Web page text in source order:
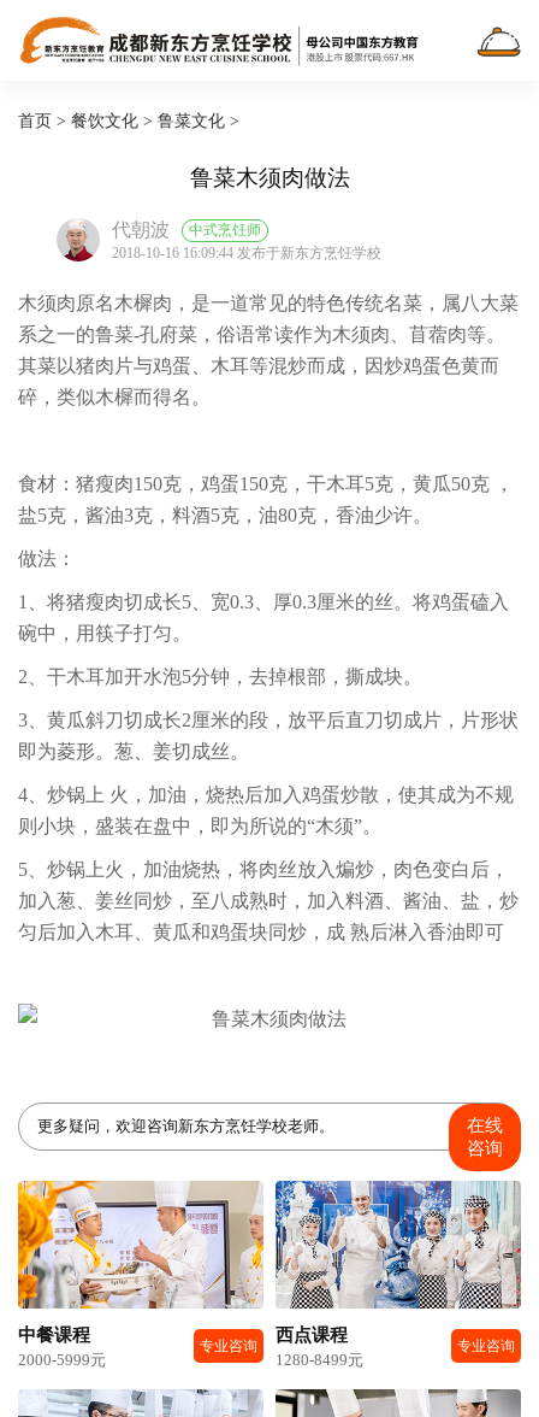
首页 > 餐饮文化 > 鲁菜文化 >
鲁菜木须肉做法
代朝波
中式烹饪师
2018-10-16 16:09:44 发布于新东方烹饪学校
木须肉原名木樨肉，是一道常见的特色传统名菜，属八大菜
系之一的鲁菜-孔府菜，俗语常读作为木须肉、苜蓿肉等。
其菜以猪肉片与鸡蛋、木耳等混炒而成，因炒鸡蛋色黄而
碎，类似木樨而得名。
食材：猪瘦肉150克，鸡蛋150克，干木耳5克，黄瓜50克 ，
盐5克，酱油3克，料酒5克，油80克，香油少许。
做法：
1、将猪瘦肉切成长5、宽0.3、厚0.3厘米的丝。将鸡蛋磕入
碗中，用筷子打匀。
2、干木耳加开水泡5分钟，去掉根部，撕成块。
3、黄瓜斜刀切成长2厘米的段，放平后直刀切成片，片形状
即为菱形。葱、姜切成丝。
4、炒锅上 火，加油，烧热后加入鸡蛋炒散，使其成为不规
则小块，盛装在盘中，即为所说的“木须”。
5、炒锅上火，加油烧热，将肉丝放入煸炒，肉色变白后，
加入葱、姜丝同炒，至八成熟时，加入料酒、酱油、盐，炒
匀后加入木耳、黄瓜和鸡蛋块同炒，成 熟后淋入香油即可
更多疑问，欢迎咨询新东方烹饪学校老师。
在线
咨询
中餐课程
2000-5999元
专业咨询
西点课程
1280-8499元
专业咨询